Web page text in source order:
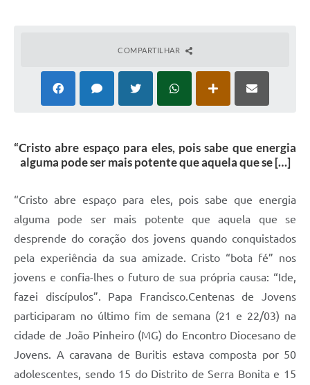
COMPARTILHAR
“Cristo abre espaço para eles, pois sabe que energia
alguma pode ser mais potente que aquela que se […]
“Cristo abre espaço para eles, pois sabe que energia
alguma pode ser mais potente que aquela que se
desprende do coração dos jovens quando conquistados
pela experiência da sua amizade. Cristo “bota fé” nos
jovens e confia-lhes o futuro de sua própria causa: “Ide,
fazei discípulos”. Papa Francisco.Centenas de Jovens
participaram no último fim de semana (21 e 22/03) na
cidade de João Pinheiro (MG) do Encontro Diocesano de
Jovens. A caravana de Buritis estava composta por 50
adolescentes, sendo 15 do Distrito de Serra Bonita e 15